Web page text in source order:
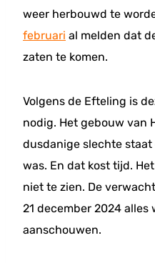
weer herbouwd te
februari al melden dat
zaten te komen.
Volgens de Efteling is
nodig. Het gebouw van
dusdanige slechte
was. En dat kost tijd.
niet te zien. De
21 december 2024 alles
aanschouwen.